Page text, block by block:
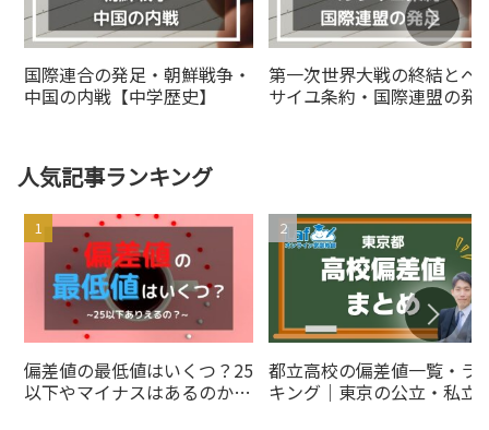
国際連合の発足・朝鮮戦争・
中国の内戦【中学歴史】
第一次世界大戦の終結とベ
サイユ条約・国際連盟の発
人気記事ランキング
偏差値の最低値はいくつ？25
以下やマイナスはあるのかを
都立高校の偏差値一覧・ラ
キング｜東京の公立・私立